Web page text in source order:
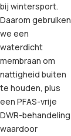
bij wintersport.
Daarom gebruiken
we een
waterdicht
membraan om
nattigheid buiten
te houden, plus
een PFAS-vrije
DWR-behandeling
waardoor